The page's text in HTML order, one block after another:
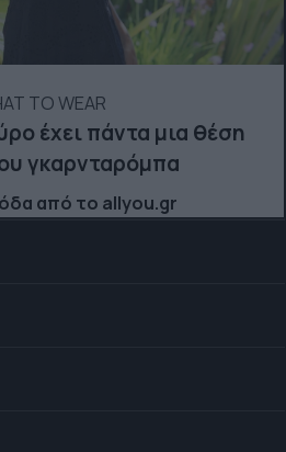
TO WEAR
έχει πάντα μια θέση
γκαρνταρόμπα
από το allyou.gr